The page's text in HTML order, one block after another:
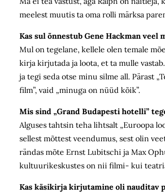
meelest muutis ta oma rolli märksa
Kas sul õnnestub Gene Hackman veel
Mul on tegelane, kellele olen temale
kirja kirjutada ja loota, et ta mulle
ja tegi seda otse minu silme all. Pärast
film”, vaid „minuga on nüüd kõik”.
Mis sind „Grand Budapesti hotelli”
Alguses tahtsin teha lihtsalt „Euroopa
sellest mõttest veendumus, sest olin
rändas mõte Ernst Lubitschi ja Max
kultuurikeskustes on nii filmi- kui
Kas käsikirja kirjutamine oli nauditav